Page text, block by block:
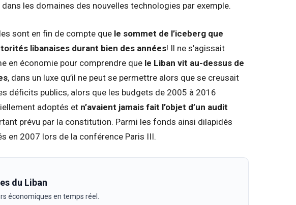
dans les domaines des nouvelles technologies par exemple.
sont en fin de compte que le sommet de l’iceberg que
libanaises durant bien des années! Il ne s’agissait
en économie pour comprendre que le Liban vit au-dessus de
, dans un luxe qu’il ne peut se permettre alors que se creusait
déficits publics, alors que les budgets de 2005 à 2016
adoptés et n’avaient jamais fait l’objet d’un audit
prévu par la constitution. Parmi les fonds ainsi dilapidés
en 2007 lors de la conférence Paris III.
du Liban
économiques en temps réel.